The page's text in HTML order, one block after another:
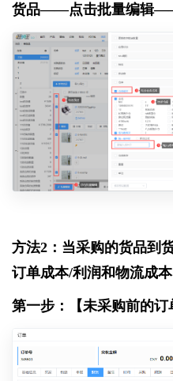
货品——点击批量编辑——
方法2：当采购的货品
订单成本/利润和物流成本
第一步：【未采购前的订